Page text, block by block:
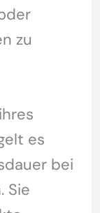
zu
es
bei
Sie